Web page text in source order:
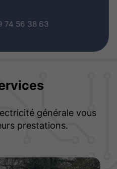
74 56 38 63
générale vous
prestations.